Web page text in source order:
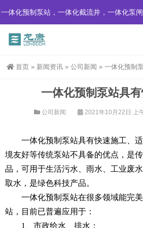
化预制泵站，一体化截流井，一体化泵
首页 » 新闻资讯 » 公司新闻 » 一体化预制
一体化预制泵站具
公司新闻 2021年10月22日 上
一体化预制泵站具有快速施工、
境友好等传统泵站不具备的优点，是
品，可用于生活污水、雨水、工业废
取水，是绿色科技产品。
一体化预制泵站在很多领域能完
站，目前已普遍应用于：
1、市政给水、排水；